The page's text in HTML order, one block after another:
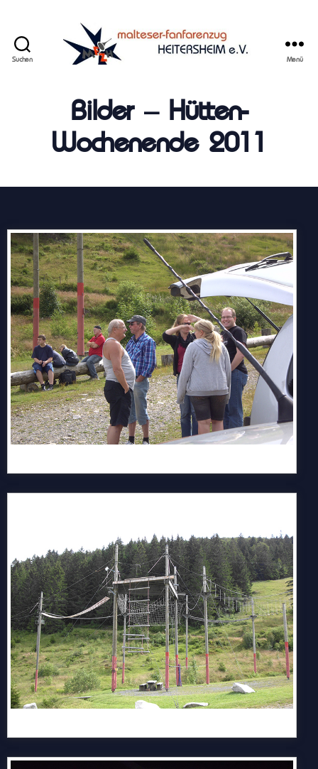
Suchen
Heitersheim
e.V.
Menü
Bilder – Hütten-
Wochenende 2011